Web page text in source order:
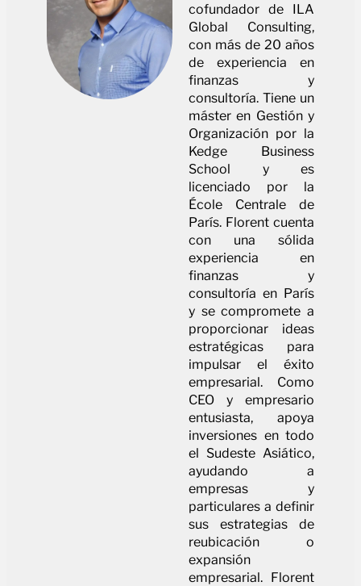
cofundador de ILA
Global Consulting,
con más de 20 años
de experiencia en
finanzas y
consultoría. Tiene un
máster en Gestión y
Organización por la
Kedge Business
School y es
licenciado por la
École Centrale de
París. Florent cuenta
con una sólida
experiencia en
finanzas y
consultoría en París
y se compromete a
proporcionar ideas
estratégicas para
impulsar el éxito
empresarial. Como
CEO y empresario
entusiasta, apoya
inversiones en todo
el Sudeste Asiático,
ayudando a
empresas y
particulares a definir
sus estrategias de
reubicación o
expansión
empresarial. Florent